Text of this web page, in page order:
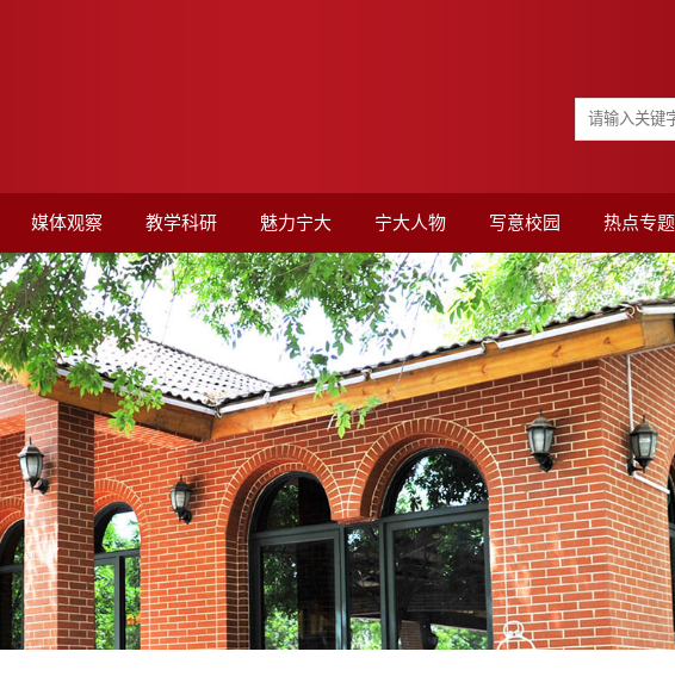
媒体观察 教学科研 魅力宁大 宁大人物 写意校园 热点专题